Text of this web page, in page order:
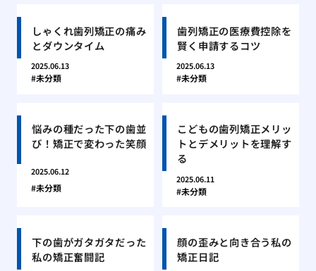
しゃくれ歯列矯正の痛み
とダウンタイム
2025.06.13
未分類
歯列矯正の医療費控除を
賢く申請するコツ
2025.06.13
未分類
悩みの種だった下の歯並
び！矯正で変わった笑顔
2025.06.12
未分類
こどもの歯列矯正メリッ
トとデメリットを理解す
る
2025.06.11
未分類
下の歯がガタガタだった
私の矯正奮闘記
顔の歪みと向き合う私の
矯正日記